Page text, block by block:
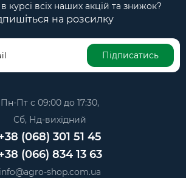
курсі всіх наших акцій та знижок?
на розсилку
Підписатись
Пн-Пт с 09:00 до 17:30,
Сб, Нд-вихідний
(068) 301 51 45
(066) 834 13 63
info@agro-shop.com.ua